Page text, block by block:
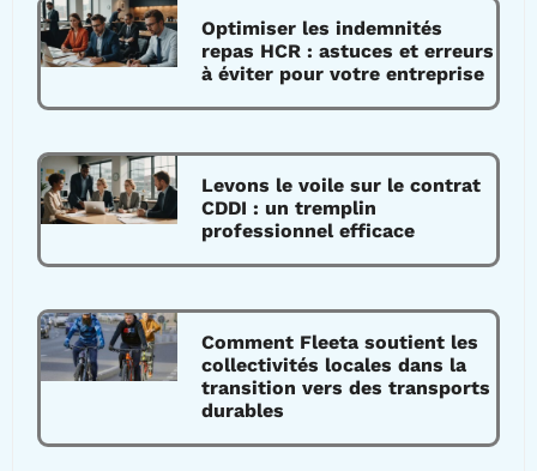
Optimiser les indemnités
repas HCR : astuces et erreurs
à éviter pour votre entreprise
Levons le voile sur le contrat
CDDI : un tremplin
professionnel efficace
Comment Fleeta soutient les
collectivités locales dans la
transition vers des transports
durables